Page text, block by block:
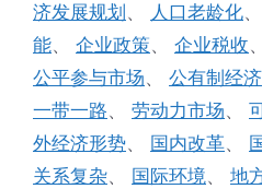
济发展规划 、 人口老龄化、
能、 企业政策、 企业税收、
公平参与市场、 公有制经济
一带一路、 劳动力市场、
外经济形势、 国内改革、
关系复杂、 国际环境、 地